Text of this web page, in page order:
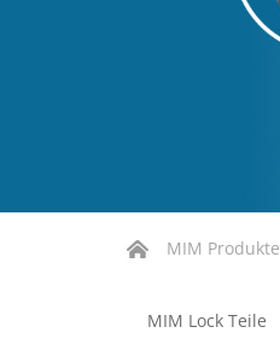
MIM Produkte
MIM Lock Teile